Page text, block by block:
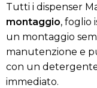
Tutti i dispenser
montaggio, foglio
un montaggio
manutenzione e
con un
immediato.